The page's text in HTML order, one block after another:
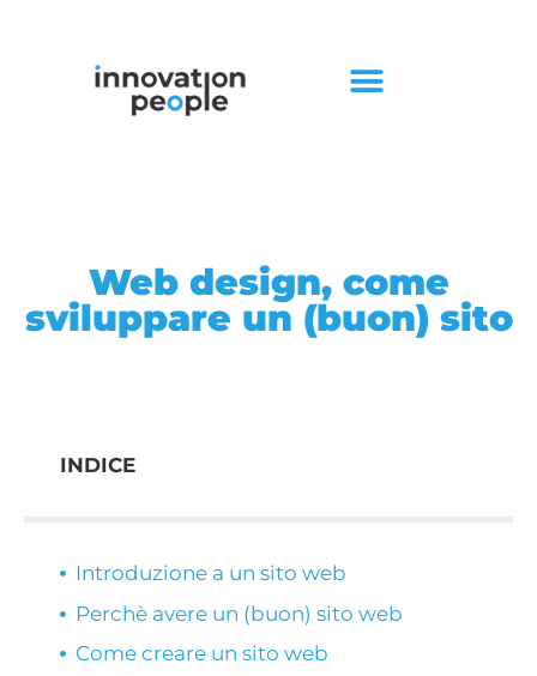
Web design, come
sviluppare un (buon) sito
INDICE
Introduzione a un sito web
Perchè avere un (buon) sito web
Come creare un sito web